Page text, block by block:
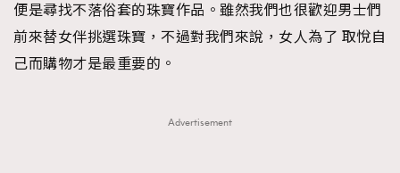
便是尋找不落俗套的珠寶作品。雖然我們也很歡迎男士們
前來替女伴挑選珠寶，不過對我們來說，女人為了 取悅自
己而購物才是最重要的。
Advertisement